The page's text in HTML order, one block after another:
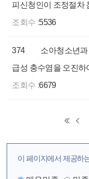
조회수 :5536
374
소아청소년과
조회수 :6679
이 페이지에서 제공하